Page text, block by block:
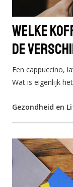
Welke
de
Een cappuccino,
Wat is eigenlijk
Gezondheid en